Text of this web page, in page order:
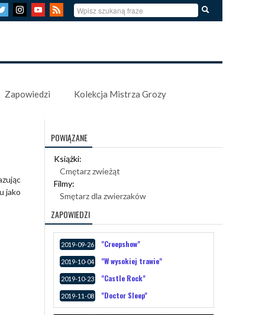
Zapowiedzi Kolekcja Mistrza Grozy
jako
POWIĄZANE
Książki:
Cmętarz zwieżąt
Filmy:
Smętarz dla zwierzaków
ZAPOWIEDZI
2019-09-26 "Creepshow"
2019-10-04 "W wysokiej trawie"
2019-10-23 "Castle Rock"
2019-11-08 "Doctor Sleep"